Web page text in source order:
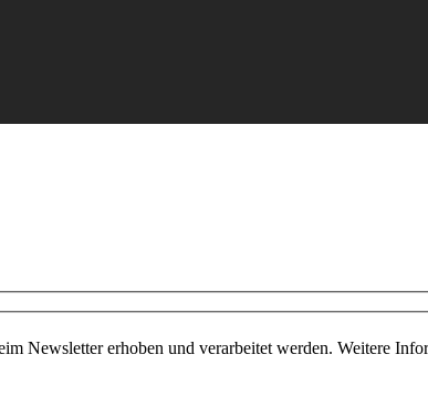
Newsletter erhoben und verarbeitet werden. Weitere